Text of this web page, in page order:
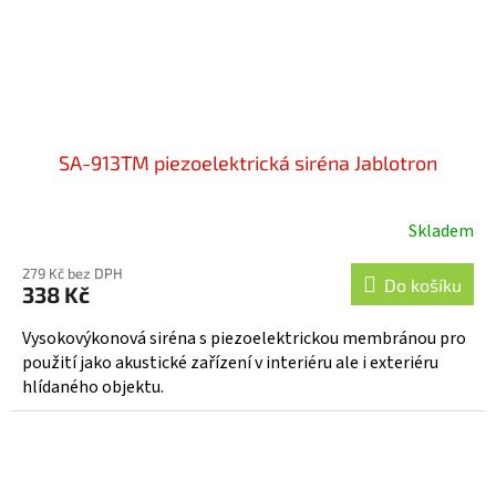
SA-913TM piezoelektrická siréna Jablotron
produktu
je
5,0
z
5
hvězdiček.
Skladem
279 Kč bez DPH
338 Kč Do košíku
Vysokovýkonová siréna s piezoelektrickou membránou pro
použití jako akustické zařízení v interiéru ale i exteriéru
hlídaného objektu.